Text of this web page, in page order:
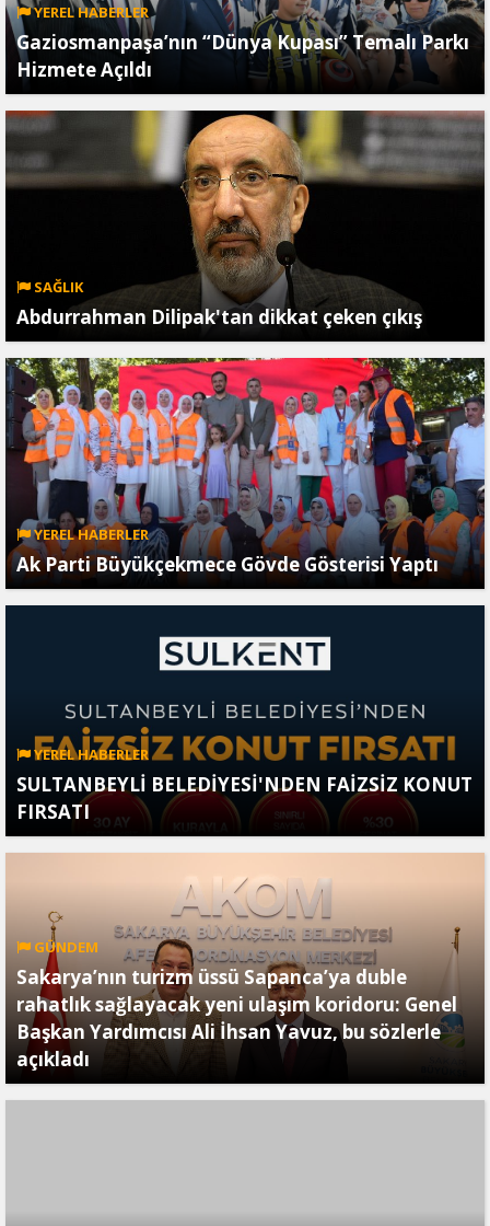
YEREL HABERLER
Gaziosmanpaşa’nın “Dünya Kupası” Temalı Parkı
Hizmete Açıldı
SAĞLIK
Abdurrahman Dilipak'tan dikkat çeken çıkış
YEREL HABERLER
Ak Parti Büyükçekmece Gövde Gösterisi Yaptı
YEREL HABERLER
SULTANBEYLİ BELEDİYESİ'NDEN FAİZSİZ KONUT
FIRSATI
GÜNDEM
Sakarya’nın turizm üssü Sapanca’ya duble
rahatlık sağlayacak yeni ulaşım koridoru: Genel
Başkan Yardımcısı Ali İhsan Yavuz, bu sözlerle
açıkladı